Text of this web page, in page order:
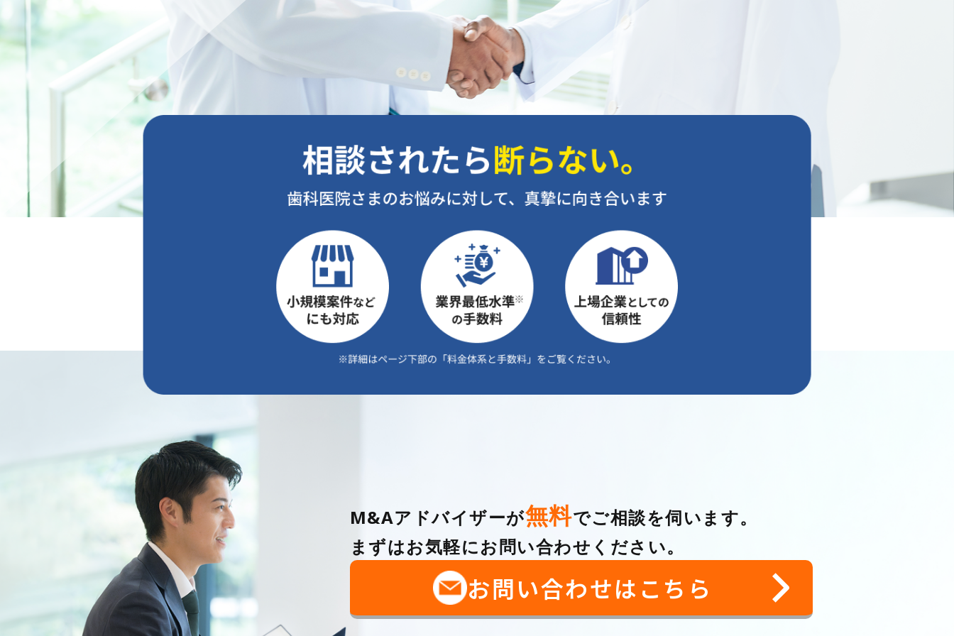
M&Aアドバイザーが無料でご相談を伺います。
まずはお気軽にお問い合わせください。
お問い合わせはこちら